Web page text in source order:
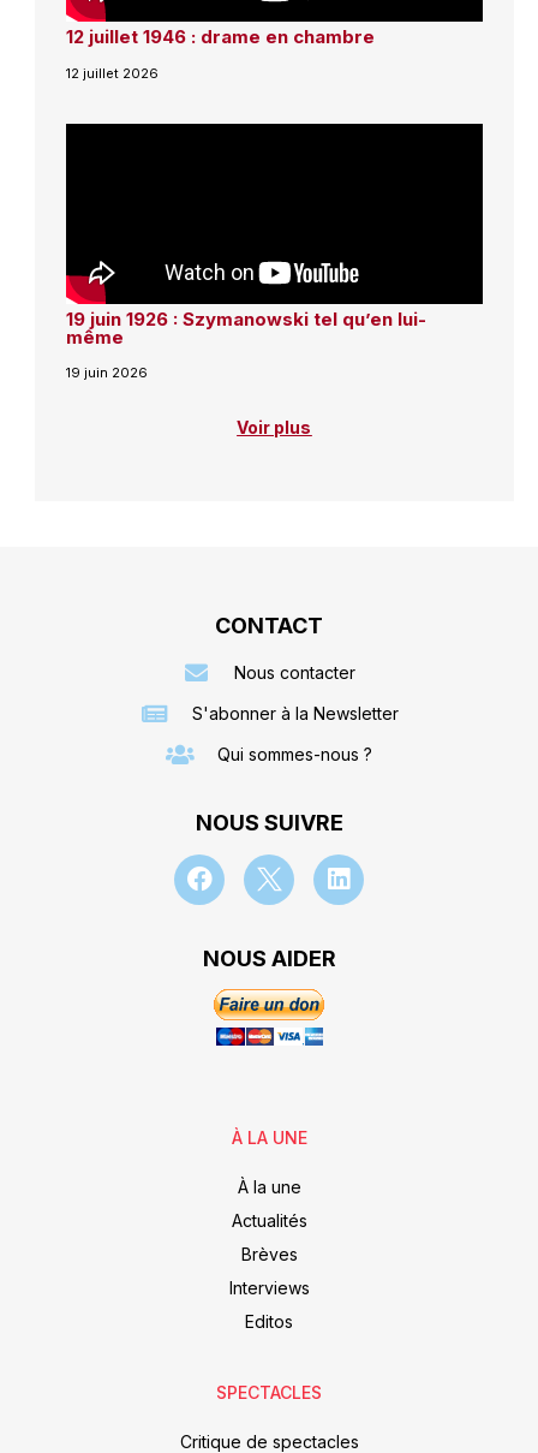
12 juillet 1946 : drame en chambre
12 juillet 2026
19 juin 1926 : Szymanowski tel qu’en lui-
même
19 juin 2026
Voir plus
CONTACT
Nous contacter
S'abonner à la Newsletter
Qui sommes-nous ?
NOUS SUIVRE
NOUS AIDER
À LA UNE
À la une
Actualités
Brèves
Interviews
Editos
SPECTACLES
Critique de spectacles